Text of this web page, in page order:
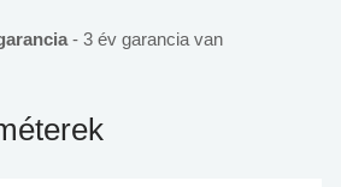
- 3 év garancia van